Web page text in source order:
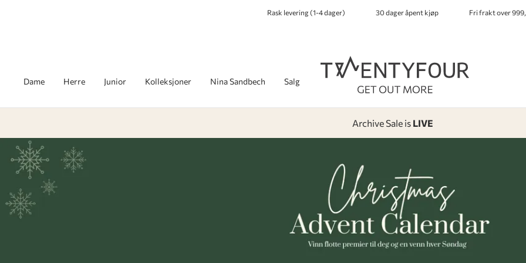
Rask levering (1-4 dager) 30 dager åpent kjøp Fri frakt over
Dame Herre Junior Kolleksjoner Nina Sandbech Salg
Archive Sale is LIVE
-
-
-
-